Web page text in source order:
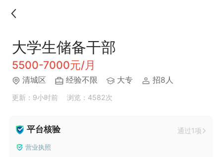
大学生储备干部
5500-7000元/月
清城区 经验不限 大专 招8人
更新：9小时前 浏览：4582次
平台核验 通过1项
营业执照